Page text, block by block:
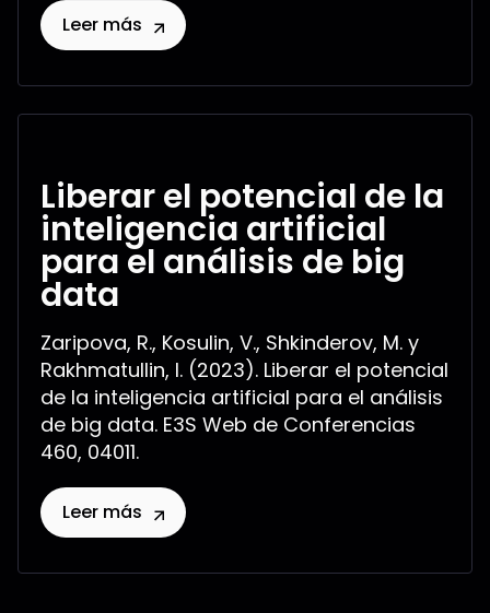
Leer más
Liberar el potencial de la
inteligencia artificial
para el análisis de big
data
Zaripova, R., Kosulin, V., Shkinderov, M. y
Rakhmatullin, I. (2023). Liberar el potencial
de la inteligencia artificial para el análisis
de big data. E3S Web de Conferencias
460, 04011.
Leer más